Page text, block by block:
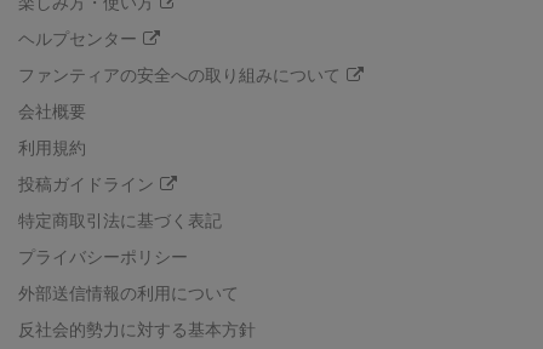
ヘルプセンター
ファンティアの安全への取り組みについて
会社概要
利用規約
投稿ガイドライン
特定商取引法に基づく表記
プライバシーポリシー
外部送信情報の利用について
反社会的勢力に対する基本方針